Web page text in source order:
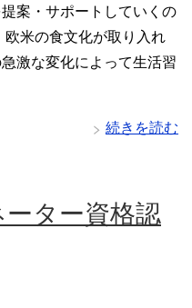
案・サポートしていくの
米の食文化が取り入れ
激な変化によって生活習
続きを読む
ター資格認